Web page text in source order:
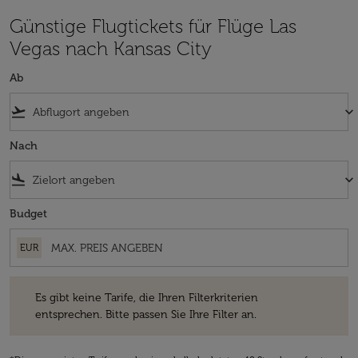
Günstige Flugtickets für Flüge Las
Vegas nach Kansas City
Ab
flight_takeoff keyboard_arrow_down
Nach
flight_land keyboard_arrow_down
Budget
EUR
Es gibt keine Tarife, die Ihren Filterkriterien
entsprechen. Bitte passen Sie Ihre Filter an.